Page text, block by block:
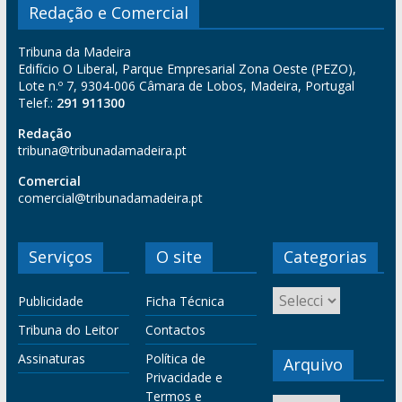
Redação e Comercial
Tribuna da Madeira
Edifício O Liberal, Parque Empresarial Zona Oeste (PEZO),
Lote n.º 7, 9304-006 Câmara de Lobos, Madeira, Portugal
Telef.: 291 911300
Redação
tribuna@tribunadamadeira.pt
Comercial
comercial@tribunadamadeira.pt
Serviços
Publicidade
Tribuna do Leitor
Assinaturas
O site
Ficha Técnica
Contactos
Política de
Privacidade e
Termos e
Categorias
Arquivo